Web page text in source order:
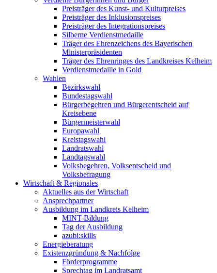
Preisträger des Kunst- und Kulturpreises
Preisträger des Inklusionspreises
Preisträger des Integrationspreises
Silberne Verdienstmedaille
Träger des Ehrenzeichens des Bayerischen
Ministerpräsidenten
Träger des Ehrenringes des Landkreises Kelheim
Verdienstmedaille in Gold
Wahlen
Bezirkswahl
Bundestagswahl
Bürgerbegehren und Bürgerentscheid auf
Kreisebene
Bürgermeisterwahl
Europawahl
Kreistagswahl
Landratswahl
Landtagswahl
Volksbegehren, Volksentscheid und
Volksbefragung
Wirtschaft & Regionales
Aktuelles aus der Wirtschaft
Ansprechpartner
Ausbildung im Landkreis Kelheim
MINT-Bildung
Tag der Ausbildung
azubi:skills
Energieberatung
Existenzgründung & Nachfolge
Förderprogramme
Sprechtag im Landratsamt